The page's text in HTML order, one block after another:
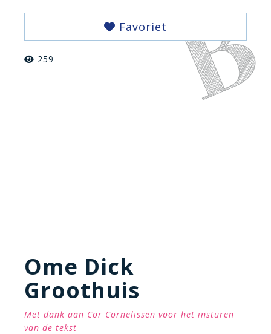
Favoriet
259
Ome Dick
Groothuis
Met dank aan Cor Cornelissen voor het insturen
van de tekst